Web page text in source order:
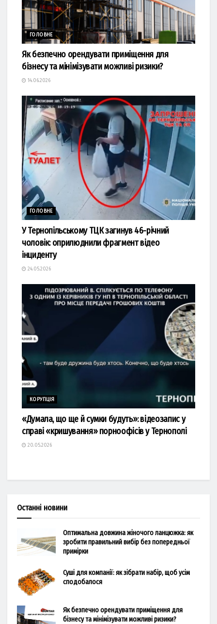
ГОЛОВНЕ
Як безпечно орендувати приміщення для
бізнесу та мінімізувати можливі ризики?
14.06.2026
ГОЛОВНЕ
У Тернопільському ТЦК загинув 46-річний
чоловік: оприлюднили фрагмент відео
інциденту
24.05.2026
КОРУПЦІЯ
«Думала, що ще й сумки будуть»: відеозапис у
справі «кришування» порноофісів у Тернополі
20.05.2026
Останні новини
Оптимальна довжина жіночого ланцюжка: як
зробити правильний вибір без попередньої
примірки
Суші для компанії: як зібрати набір, щоб усім
сподобалося
Як безпечно орендувати приміщення для
бізнесу та мінімізувати можливі ризики?